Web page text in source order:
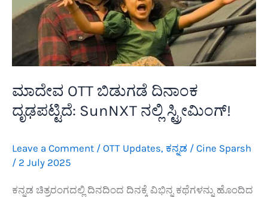
ಮಾದೇವ OTT ಬಿಡುಗಡೆ ದಿನಾಂಕ
ದೃಢಪಟ್ಟಿದೆ: SunNXT ನಲ್ಲಿ ಸ್ಟ್ರೀಮಿಂಗ್!
Leave a Comment / OTT Updates, ಕನ್ನಡ / Cine Sparsh
/ 2 July 2025
ಕನ್ನಡ ಚಿತ್ರರಂಗದಲ್ಲಿ ದಿನದಿಂದ ದಿನಕ್ಕೆ ವಿಭಿನ್ನ ಕಥೆಗಳನ್ನು ಹೊಂದಿದ